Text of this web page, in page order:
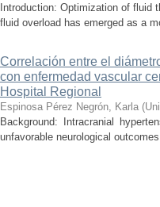
Introduction: Optimization of fluid
fluid overload has emerged as a
Correlación entre el
con enfermedad vascular
Hospital Regional
Espinosa Pérez Negrón, Karla (
Background: Intracranial
unfavorable neurological